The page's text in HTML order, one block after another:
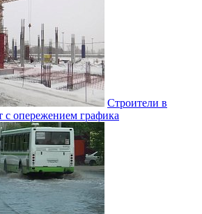
Строители в
с опережением графика